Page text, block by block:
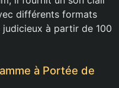
différents formats
à partir de 100
à Portée de